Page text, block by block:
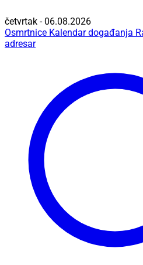
četvrtak - 06.08.2026
Osmrtnice Kalendar događanja
adresar